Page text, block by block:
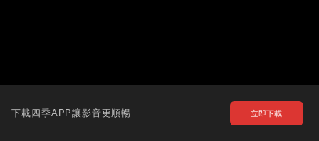
下載四季APP讓影音更順暢 立即下載